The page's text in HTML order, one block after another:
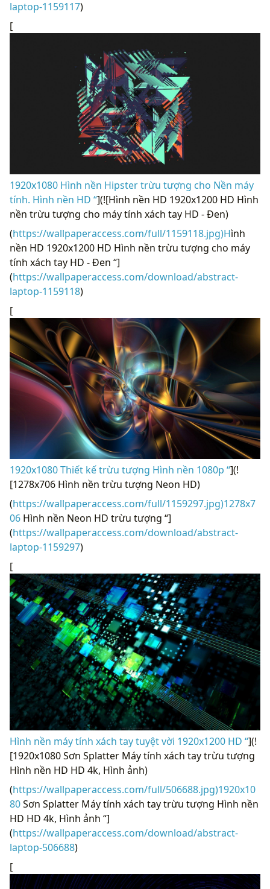
laptop-1159117)
[
1920x1080 Hình nền Hipster trừu tượng cho Nền máy
tính. Hình nền HD “](![Hình nền HD 1920x1200 HD Hình
nền trừu tượng cho máy tính xách tay HD - Đen)
(https://wallpaperaccess.com/full/1159118.jpg)Hình
nền HD 1920x1200 HD Hình nền trừu tượng cho máy
tính xách tay HD - Đen “]
(https://wallpaperaccess.com/download/abstract-
laptop-1159118)
[
1920x1080 Thiết kế trừu tượng Hình nền 1080p “](!
[1278x706 Hình nền trừu tượng Neon HD)
(https://wallpaperaccess.com/full/1159297.jpg)1278x7
06 Hình nền Neon HD trừu tượng “]
(https://wallpaperaccess.com/download/abstract-
laptop-1159297)
[
Hình nền máy tính xách tay tuyệt vời 1920x1200 HD “](!
[1920x1080 Sơn Splatter Máy tính xách tay trừu tượng
Hình nền HD HD 4k, Hình ảnh)
(https://wallpaperaccess.com/full/506688.jpg)1920x10
80Sơn Splatter Máy tính xách tay trừu tượng Hình nền
HD HD 4k, Hình ảnh “]
(https://wallpaperaccess.com/download/abstract-
laptop-506688)
[